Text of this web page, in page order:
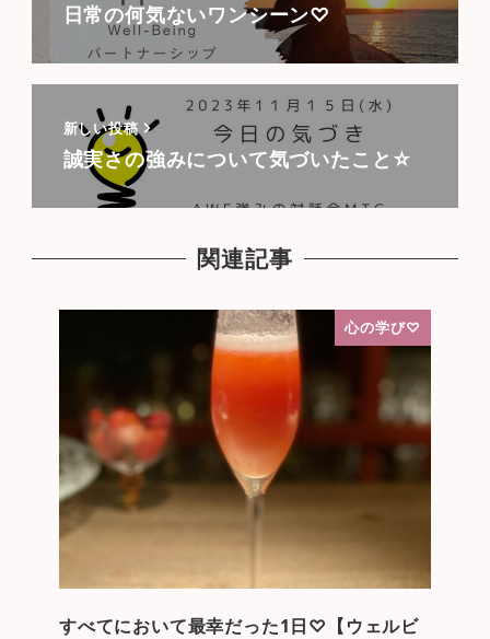
日常の何気ないワンシーン♡
新しい投稿
誠実さの強みについて気づいたこと☆
関連記事
心の学び♡
すべてにおいて最幸だった1日♡【ウェルビ